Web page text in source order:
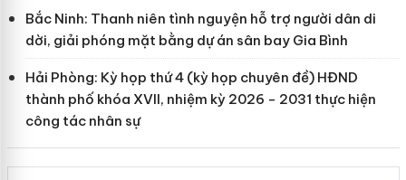
Bắc Ninh: Thanh niên tình nguyện hỗ trợ người dân di
dời, giải phóng mặt bằng dự án sân bay Gia Bình
Hải Phòng: Kỳ họp thứ 4 (kỳ họp chuyên đề) HĐND
thành phố khóa XVII, nhiệm kỳ 2026 - 2031 thực hiện
công tác nhân sự